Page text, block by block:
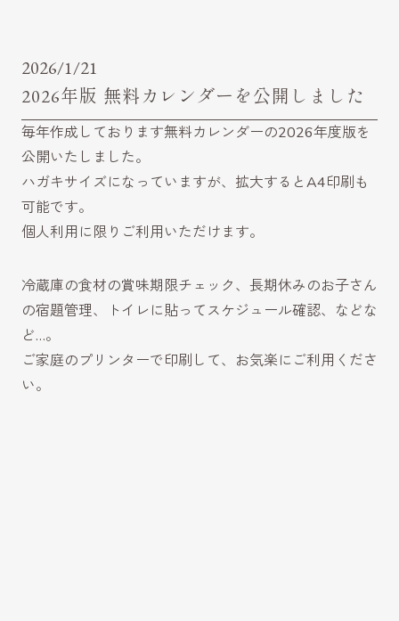
2026/1/21
2026年版 無料カレンダーを公開しました
毎年作成しております無料カレンダーの2026年度版を
公開いたしました。
ハガキサイズになっていますが、拡大するとA4印刷も
可能です。
個人利用に限りご利用いただけます。
冷蔵庫の食材の賞味期限チェック、長期休みのお子さん
の宿題管理、トイレに貼ってスケジュール確認、などな
ど…。
ご家庭のプリンターで印刷して、お気楽にご利用くださ
い。